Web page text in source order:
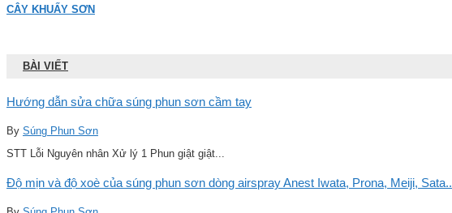
CÂY KHUẤY SƠN
BÀI VIẾT
Hướng dẫn sửa chữa súng phun sơn cầm tay
By Súng Phun Sơn
STT Lỗi Nguyên nhân Xử lý 1 Phun giật giật...
Độ mịn và độ xoè của súng phun sơn dòng airspray Anest Iwata, Prona, Meiji, Sata..